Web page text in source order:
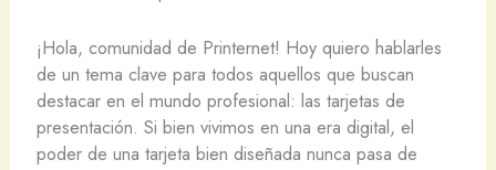
¡Hola, comunidad de Printernet! Hoy quiero hablarles
de un tema clave para todos aquellos que buscan
destacar en el mundo profesional: las tarjetas de
presentación. Si bien vivimos en una era digital, el
poder de una tarjeta bien diseñada nunca pasa de